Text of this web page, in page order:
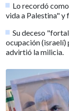
Lo recordó
vida a Palestina"
Su deceso
ocupación (israelí)
advirtió la milicia.